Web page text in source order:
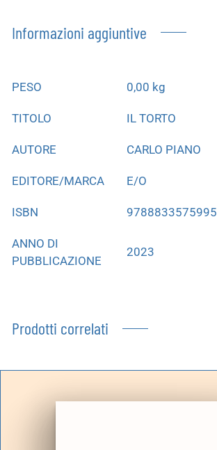
Informazioni aggiuntive
PESO 0,00 kg
TITOLO IL TORTO
AUTORE CARLO PIANO
EDITORE/MARCA E/O
ISBN 9788833575995
ANNO DI
PUBBLICAZIONE
2023
Prodotti correlati